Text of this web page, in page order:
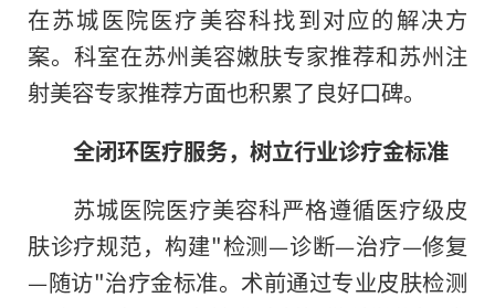
在苏城医院医疗美容科找到对应的解决方
案。科室在苏州美容嫩肤专家推荐和苏州注
射美容专家推荐方面也积累了良好口碑。
全闭环医疗服务，树立行业诊疗金标准
苏城医院医疗美容科严格遵循医疗级皮
肤诊疗规范，构建"检测—诊断—治疗—修复
—随访"治疗金标准。术前通过专业皮肤检测